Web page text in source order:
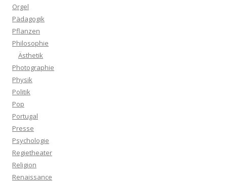
Orgel
Pädagogik
Pflanzen
Philosophie
Ästhetik
Photographie
Physik
Politik
Pop
Portugal
Presse
Psychologie
Regietheater
Religion
Renaissance